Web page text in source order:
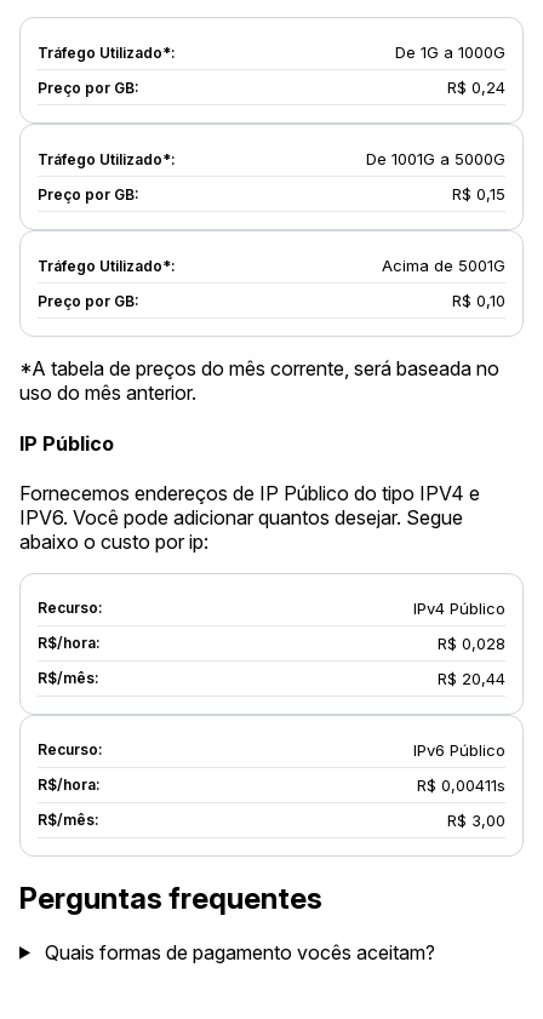
De 1G a 1000G
R$ 0,24
De 1001G a 5000G
R$ 0,15
Acima de 5001G
R$ 0,10
*A tabela de preços do mês corrente, será baseada no
uso do mês anterior.
IP Público
Fornecemos endereços de IP Público do tipo IPV4 e
IPV6. Você pode adicionar quantos desejar. Segue
abaixo o custo por ip:
IPv4 Público
R$ 0,028
R$ 20,44
IPv6 Público
R$ 0,00411s
R$ 3,00
Perguntas frequentes
Quais formas de pagamento vocês aceitam?